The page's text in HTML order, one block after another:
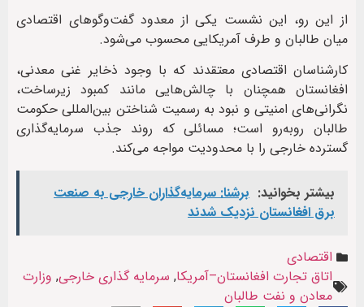
از این رو، این نشست یکی از معدود گفت‌وگوهای اقتصادی
میان طالبان و طرف آمریکایی محسوب می‌شود.
کارشناسان اقتصادی معتقدند که با وجود ذخایر غنی معدنی،
افغانستان همچنان با چالش‌هایی مانند کمبود زیرساخت،
نگرانی‌های امنیتی و نبود به رسمیت شناختن بین‌المللی حکومت
طالبان روبه‌رو است؛ مسائلی که روند جذب سرمایه‌گذاری
گسترده خارجی را با محدودیت مواجه می‌کند.
بیشتر بخوانید: برشنا: سرمایه‌گذاران خارجی به صنعت
برق افغانستان نزدیک شدند
اقتصادی
اتاق تجارت افغانستان–آمریکا, سرمایه گذاری خارجی, وزارت
معادن و نفت طالبان